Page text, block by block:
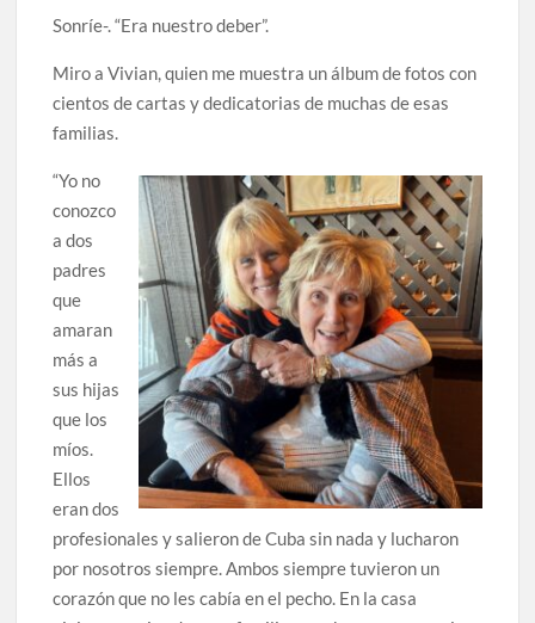
Sonríe-. “Era nuestro deber”.
Miro a Vivian, quien me muestra un álbum de fotos con
cientos de cartas y dedicatorias de muchas de esas
familias.
“Yo no
conozco
a dos
padres
que
amaran
más a
sus hijas
que los
míos.
Ellos
eran dos
profesionales y salieron de Cuba sin nada y lucharon
por nosotros siempre. Ambos siempre tuvieron un
corazón que no les cabía en el pecho. En la casa